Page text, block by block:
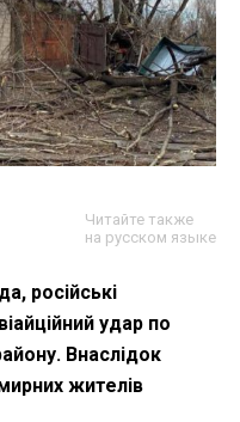
Читайте также
на русском языке
російські
удар по
Внаслідок
жителів